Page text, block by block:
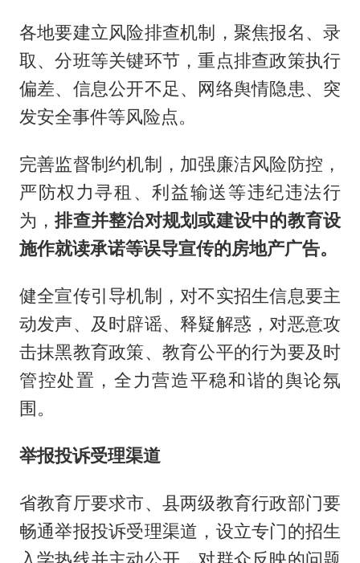
各地要建立风险排查机制，聚焦报名、录
取、分班等关键环节，重点排查政策执行
偏差、信息公开不足、网络舆情隐患、突
发安全事件等风险点。
完善监督制约机制，加强廉洁风险防控，
严防权力寻租、利益输送等违纪违法行
为，排查并整治对规划或建设中的教育设
施作就读承诺等误导宣传的房地产广告。
健全宣传引导机制，对不实招生信息要主
动发声、及时辟谣、释疑解惑，对恶意攻
击抹黑教育政策、教育公平的行为要及时
管控处置，全力营造平稳和谐的舆论氛
围。
举报投诉受理渠道
省教育厅要求市、县两级教育行政部门要
畅通举报投诉受理渠道，设立专门的招生
入学热线并主动公开，对群众反映的问题